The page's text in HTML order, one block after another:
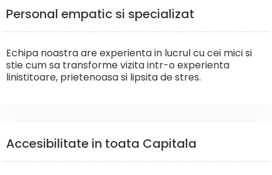
Personal empatic si specializat
Echipa noastra are experienta in lucrul cu cei mici si
stie cum sa transforme vizita intr-o experienta
linistitoare, prietenoasa si lipsita de stres.
Accesibilitate in toata Capitala